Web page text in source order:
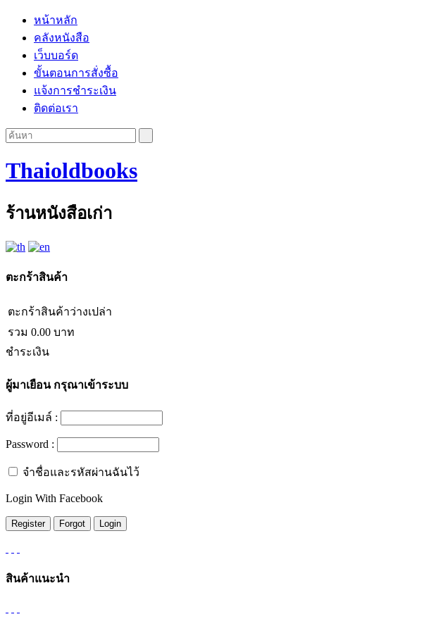
หน้าหลัก
คลังหนังสือ
เว็บบอร์ด
ขั้นตอนการสั่งซื้อ
แจ้งการชำระเงิน
ติดต่อเรา
Thaioldbooks
ร้านหนังสือเก่า
ตะกร้าสินค้า
ตะกร้าสินค้าว่างเปล่า
รวม 0.00 บาท
ชำระเงิน
ผู้มาเยือนกรุณาเข้าระบบ
ที่อยู่อีเมล์ :
Password :
จำชื่อและรหัสผ่านฉันไว้
Login With Facebook
สินค้าแนะนำ